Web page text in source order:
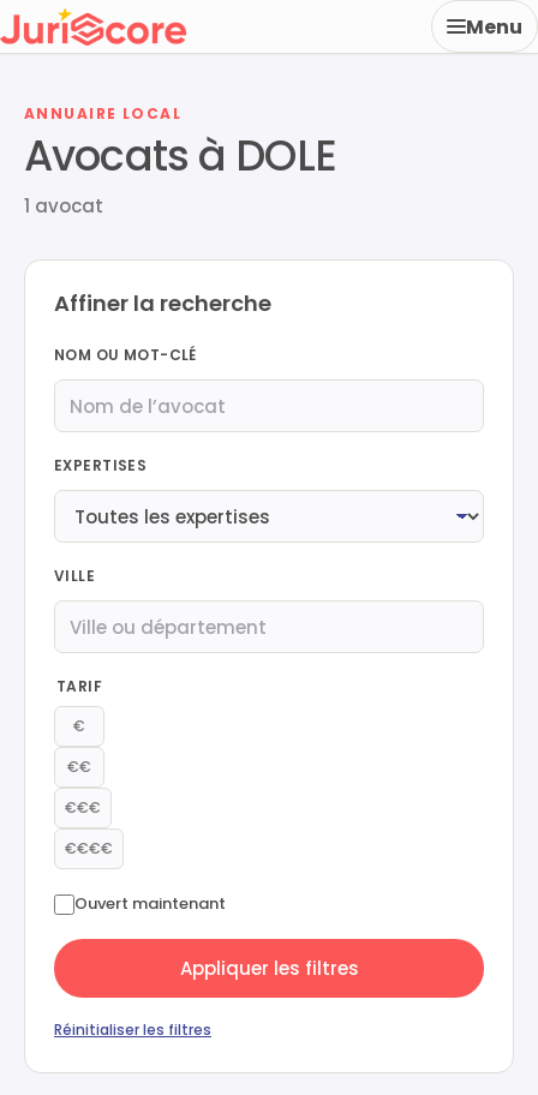
Menu
ANNUAIRE LOCAL
Avocats à DOLE
1 avocat
Affiner la recherche
NOM OU MOT-CLÉ
EXPERTISES
VILLE
TARIF
€
€€
€€€
€€€€
Ouvert maintenant
Appliquer les filtres
Réinitialiser les filtres